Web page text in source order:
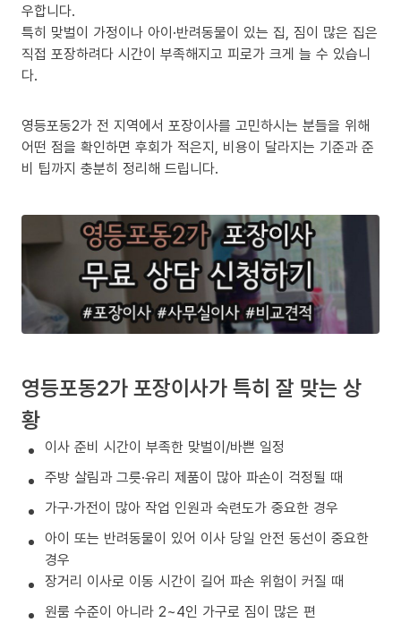
우합니다.
특히 맞벌이 가정이나 아이·반려동물이 있는 집, 짐이 많은 집은
직접 포장하려다 시간이 부족해지고 피로가 크게 늘 수 있습니
다.
영등포동2가 전 지역에서 포장이사를 고민하시는 분들을 위해
어떤 점을 확인하면 후회가 적은지, 비용이 달라지는 기준과 준
비 팁까지 충분히 정리해 드립니다.
영등포동2가 포장이사가 특히 잘 맞는 상
황
이사 준비 시간이 부족한 맞벌이/바쁜 일정
주방 살림과 그릇·유리 제품이 많아 파손이 걱정될 때
가구·가전이 많아 작업 인원과 숙련도가 중요한 경우
아이 또는 반려동물이 있어 이사 당일 안전 동선이 중요한
경우
장거리 이사로 이동 시간이 길어 파손 위험이 커질 때
원룸 수준이 아니라 2~4인 가구로 짐이 많은 편